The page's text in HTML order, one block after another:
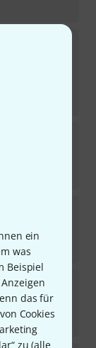
ein
was
Beispiel
das für
Cookies
zu (alle
Mix
CR
TLG